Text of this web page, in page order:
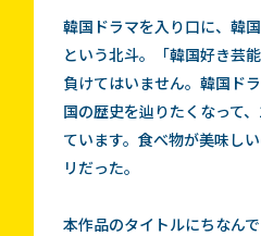
韓国ドラマを入り口に、韓
という北斗。「韓国好き芸
負けてはいません。韓国ド
国の歴史を辿りたくなって
ています。食べ物が美味し
リだった。
本作品のタイトルにちなん